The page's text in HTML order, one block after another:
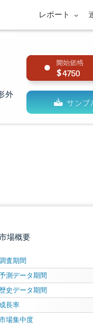
レポート
外
4750
場概要
査期間
測データ期間
歴史データ期間
成長率
場集中度